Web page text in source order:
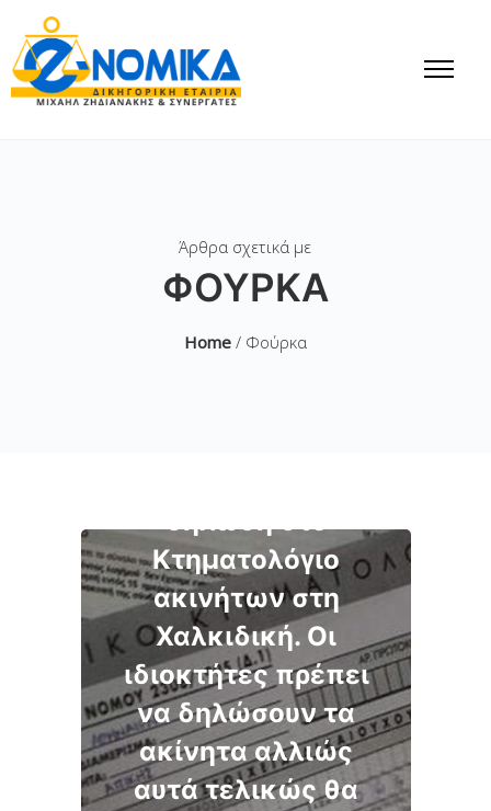
Άρθρα σχετικά με
ΦΟΎΡΚΑ
Home/ Φούρκα
δήλωση στο
Κτηματολόγιο
ακινήτων στη
Χαλκιδική. Οι
ιδιοκτήτες πρέπει
να δηλώσουν τα
ακίνητα αλλιώς
αυτά τελικώς θα